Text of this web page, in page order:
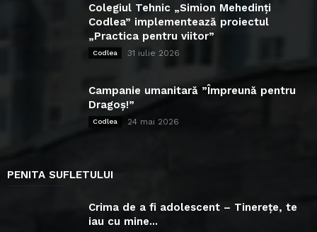
Colegiul Tehnic „Simion Mehedinți
Codlea” implementează proiectul
„Practica pentru viitor”
Codlea 31 iulie 2026
Campanie umanitară ”Împreună pentru
Dragoș!”
Codlea 24 mai 2026
PENITA SUFLETULUI
Crima de a fi adolescent – Tinerețe, te
iau cu mine...